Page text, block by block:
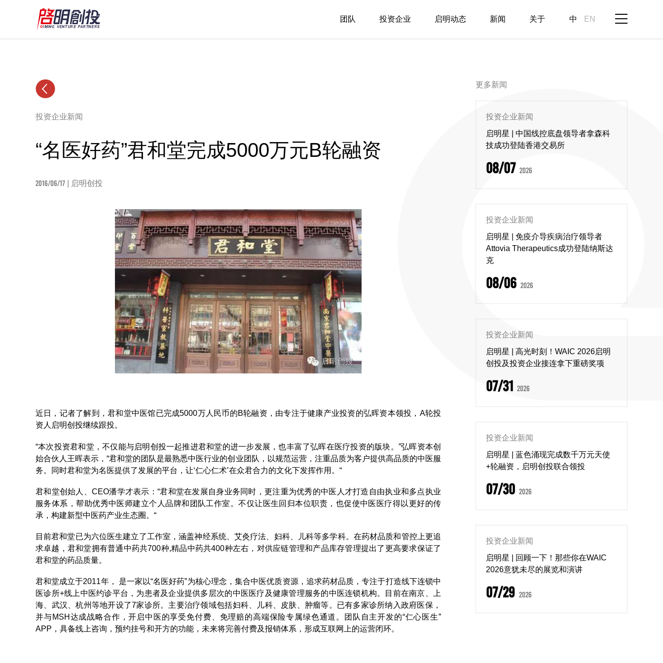
中 EN
团队 投资企业 启明动态 新闻 关于
投资企业新闻
“名医好药”君和堂完成5000万元B轮融资
2016/06/17 | 启明创投
近日，记者了解到，君和堂中医馆已完成5000万人民币的B轮融资，由专注于健康产业投资的弘晖资本领投，A轮投
资人启明创投继续跟投。
“本次投资君和堂，不仅能与启明创投一起推进君和堂的进一步发展，也丰富了弘晖在医疗投资的版块。”弘晖资本创
始合伙人王晖表示，“君和堂的团队是最熟悉中医行业的创业团队，以规范运营，注重品质为客户提供高品质的中医服
务。同时君和堂为名医提供了发展的平台，让‘仁心仁术’在众君合力的文化下发挥作用。“
君和堂创始人、CEO潘学才表示：“君和堂在发展自身业务同时，更注重为优秀的中医人才打造自由执业和多点执业
服务体系，帮助优秀中医师建立个人品牌和团队工作室。不仅让医生回归本位职责，也促使中医医疗得以更好的传
承，构建新型中医药产业生态圈。“
目前君和堂已为六位医生建立了工作室，涵盖神经系统、艾灸疗法、妇科、儿科等多学科。在药材品质和管控上更追
求卓越，君和堂拥有普通中药共700种,精品中药共400种左右，对供应链管理和产品库存管理提出了更高要求保证了
君和堂的药品质量。
君和堂成立于2011年， 是一家以“名医好药”为核心理念，集合中医优质资源，追求药材品质，专注于打造线下连锁中
医诊所+线上中医约诊平台，为患者及企业提供多层次的中医医疗及健康管理服务的中医连锁机构。目前在南京、上
海、武汉、杭州等地开设了7家诊所。主要治疗领域包括妇科、儿科、皮肤、肿瘤等。已有多家诊所纳入政府医保，
并与MSH达成战略合作，开启中医的享受免付费、免理赔的高端保险专属绿色通道。团队自主开发的“仁心医生”
APP，具备线上咨询，预约挂号和开方的功能，未来将完善付费及报销体系，形成互联网上的运营闭环。
更多新闻
投资企业新闻
启明星 | 中国线控底盘领导者拿森科
技成功登陆香港交易所
08/07 2026
投资企业新闻
启明星 | 免疫介导疾病治疗领导者
Attovia Therapeutics成功登陆纳斯达
克
08/06 2026
投资企业新闻
启明星 | 高光时刻！WAIC 2026启明
创投及投资企业接连拿下重磅奖项
07/31 2026
投资企业新闻
启明星 | 蓝色涌现完成数千万元天使
+轮融资，启明创投联合领投
07/30 2026
投资企业新闻
启明星 | 回顾一下！那些你在WAIC
2026意犹未尽的展览和演讲
07/29 2026